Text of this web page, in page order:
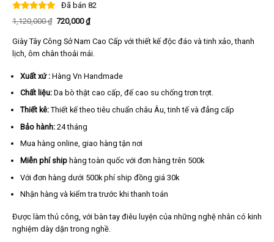
Đã bán 82
1,120,000₫ Giá
1,120,000 ₫.
720,000₫Giá
hiện
là:
720,000 ₫.
Giày Tây Công Sở Nam Cao Cấp với thiết kế độc đáo và tinh xảo, thanh
lịch, ôm chân thoải mái.
Xuất xứ :Hàng Vn Handmade
Chất liệu:Da bò thật cao cấp, đế cao su chống trơn trợt.
Thiết kê:Thiết kế theo tiêu chuẩn châu Âu, tinh tế và đẳng cấp
Bảo hành:24 tháng
Mua hàng online, giao hàng tận nơi
Miễn phí shiphàng toàn quốc với đơn hàng trên 500k
Với đơn hàng dưới 500k phí ship đồng giá 30k
Nhận hàng và kiểm tra trước khi thanh toán
Được làm thủ công, với bàn tay điêu luyện của những nghệ nhân có kinh
nghiệm dày dặn trong nghề.